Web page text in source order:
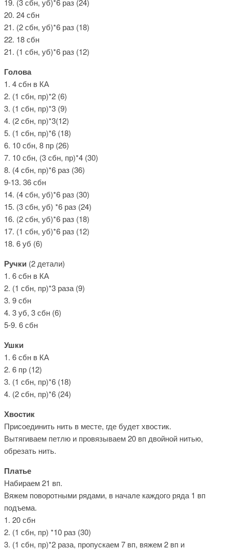
19. (3 сбн, уб)*6 раз (24)
20. 24 сбн
21. (2 сбн, уб)*6 раз (18)
22. 18 сбн
21. (1 сбн, уб)*6 раз (12)
Голова
1. 4 сбн в КА
2. (1 сбн, пр)*2 (6)
3. (1 сбн, пр)*3 (9)
4. (2 сбн, пр)*3(12)
5. (1 сбн, пр)*6 (18)
6. 10 сбн, 8 пр (26)
7. 10 сбн, (3 сбн, пр)*4 (30)
8. (4 сбн, пр)*6 раз (36)
9-13. 36 сбн
14. (4 сбн, уб)*6 раз (30)
15. (3 сбн, уб) *6 раз (24)
16. (2 сбн, уб)*6 раз (18)
17. (1 сбн, уб)*6 раз (12)
18. 6 уб (6)
Ручки (2 детали)
1. 6 сбн в КА
2. (1 сбн, пр)*3 раза (9)
3. 9 сбн
4. 3 уб, 3 сбн (6)
5-9. 6 сбн
Ушки
1. 6 сбн в КА
2. 6 пр (12)
3. (1 сбн, пр)*6 (18)
4. (2 сбн, пр)*6 (24)
Хвостик
Присоединить нить в месте, где будет хвостик.
Вытягиваем петлю и провязываем 20 вп двойной нитью,
обрезать нить.
Платье
Набираем 21 вп.
Вяжем поворотными рядами, в начале каждого ряда 1 вп
подъема.
1. 20 сбн
2. (1 сбн, пр) *10 раз (30)
3. (1 сбн, пр)*2 раза, пропускаем 7 вп, вяжем 2 вп и